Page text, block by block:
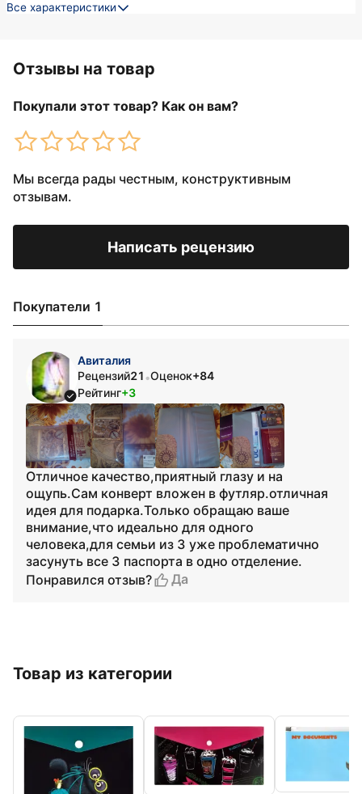
Все характеристики
Отзывы на товар
Покупали этот товар? Как он вам?
Мы всегда рады честным, конструктивным
отзывам.
Написать рецензию
Покупатели 1
Авиталия
Рецензий21 •Оценок+84
Рейтинг+3
Отличное качество,приятный глазу и на
ощупь.Сам конверт вложен в футляр.отличная
идея для подарка.Только обращаю ваше
внимание,что идеально для одного
человека,для семьи из 3 уже проблематично
засунуть все 3 паспорта в одно отделение.
Понравился отзыв?
Да
Товар из категории